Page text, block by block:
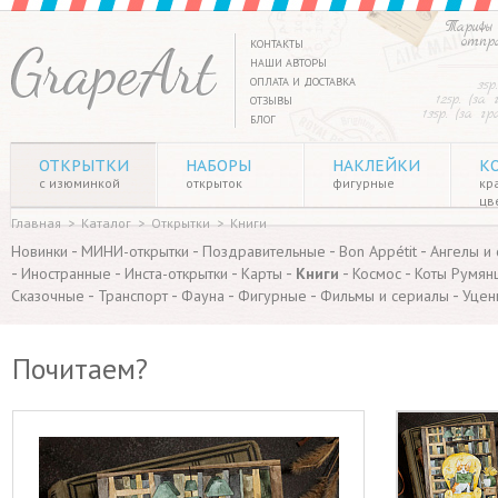
Тарифы
125р. (за
135р. (за
КОНТАКТЫ
НАШИ АВТОРЫ
ОПЛАТА И ДОСТАВКА
ОТЗЫВЫ
БЛОГ
ОТКРЫТКИ
с изюминкой
НАБОРЫ
открыток
НАКЛЕЙКИ
фигурные
Главная > Каталог > Открытки > Книги
Новинки - МИНИ-открытки - Поздравительные - Bon Appétit - Ангелы
- Иностранные - Инста-открытки - Карты - Книги - Космос - Коты
Сказочные - Транспорт - Фауна - Фигурные - Фильмы и сериалы -
Почитаем?